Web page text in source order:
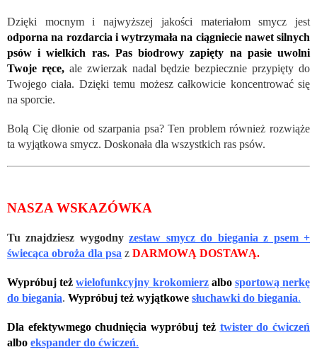
Dzięki mocnym i najwyższej jakości materiałom smycz jest
odporna na rozdarcia i wytrzymała na ciągniecie nawet silnych
psów i wielkich ras. Pas biodrowy zapięty na pasie uwolni
Twoje ręce,ale zwierzak nadal będzie bezpiecznie przypięty do
Twojego ciała. Dzięki temu możesz całkowicie koncentrować się
na sporcie.
Bolą Cię dłonie od szarpania psa? Ten problem również rozwiąże
ta wyjątkowa smycz. Doskonała dla wszystkich ras psów.
NASZA WSKAZÓWKA
Tu znajdziesz wygodnyzestaw smycz do biegania z psem +
świecąca obroża dla psa z DARMOWĄ DOSTAWĄ.
Wypróbuj też wielofunkcyjny krokomierz albo sportową nerkę
do biegania. Wypróbuj też wyjątkowe słuchawki do biegania.
Dla efektywmego chudnięcia wypróbuj też twister do ćwiczeń
albo ekspander do ćwiczeń.